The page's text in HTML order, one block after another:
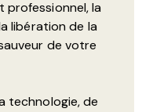
professionnel, la
libération de la
de votre
technologie, de